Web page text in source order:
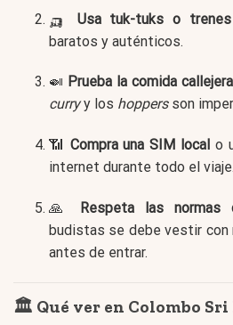
🛺 Usa tuk-tuks o
baratos y auténticos.
🍛 Prueba la comida callejera
curryy los hoppersson
📶 Compra una SIM local o
internet durante todo el viaje.
🙏 Respeta las normas
budistas se debe vestir
antes de entrar.
🏛️ Qué ver en Colombo Sri